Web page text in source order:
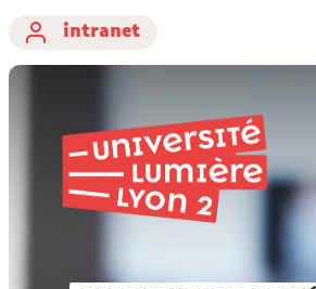
intranet